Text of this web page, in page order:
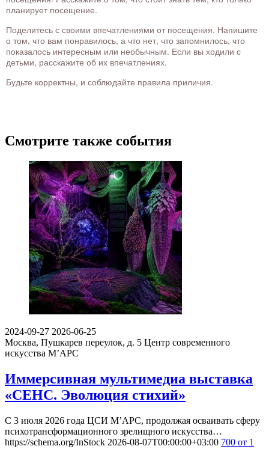
планирует посещение.
Поделитесь с своими впечатлениями от посещения. Напишите
о том, что вам понравилось, а что нет, что запомнилось, что
показалось интересным или необычным. Если вы ходили с
детьми, расскажите об их впечатлениях.
Будьте корректны, и соблюдайте правила приличия.
Смотрите также события
2024-09-27 2026-06-25
Москва, Пушкарев переулок, д. 5 Центр современного
искусства М’АРС
Иммерсивная мультимедиа выставка
«СЕНС. Эволюция стихий»
С 3 июля 2026 года ЦСИ М’АРС, продолжая осваивать сферу
психотрансформационного зрелищного искусства…
https://schema.org/InStock 2026-08-07T00:00:00+03:00 700 от 1